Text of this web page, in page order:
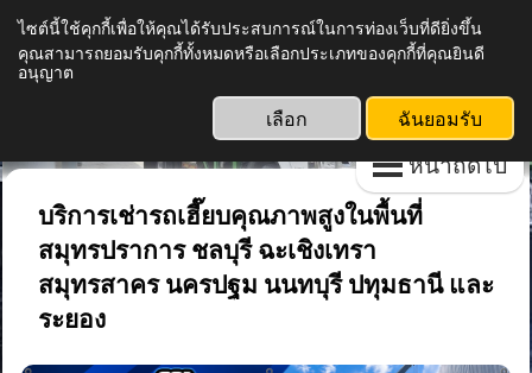
การ์ดเครน รถเฮี๊ยบรับจ้างทั่วไทย
หน้าถัดไป
บริการเช่ารถเฮี๊ยบคุณภาพสูงในพื้นที่
สมุทรปราการ ชลบุรี ฉะเชิงเทรา
สมุทรสาคร นครปฐม นนทบุรี ปทุมธานี และ
ระยอง
ไซต์นี้ใช้คุกกี้เพื่อให้คุณได้รับประสบการณ์ในการท่องเว็บที่ดียิ่งขึ้น
คุณสามารถยอมรับคุกกี้ทั้งหมดหรือเลือกประเภทของคุกกี้ที่คุณยินดี
อนุญาต
เลือก ฉันยอมรับ